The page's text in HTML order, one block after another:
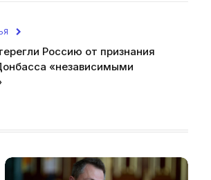
Россию от признания
«независимыми